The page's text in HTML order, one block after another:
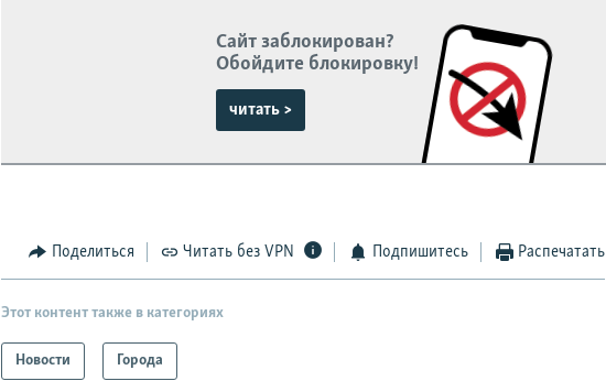
Сайт заблокирован?
Обойдите блокировку!
читать >
Поделиться Читать без VPN Подпишитесь Распечатать
Этот контент также в категориях
Новости Города